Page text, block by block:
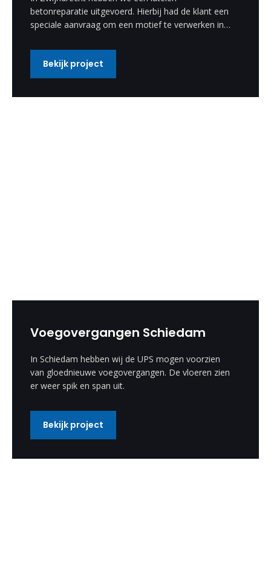
betonreparatie uitgevoerd. Hierbij had de klant een
speciale aanvraag om een motief te verwerken in
uitgevoerd en is een enorm mooi resultaat
geworden.
Bekijk project
Voegovergangen Schiedam
In Schiedam hebben wij de UPS mogen voorzien
van gloednieuwe voegovergangen. De vloeren zien
er weer spik en span uit.
Bekijk project